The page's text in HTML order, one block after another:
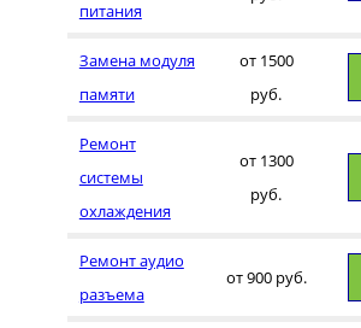
питания
Замена модуля
памяти
от 1500
руб.
Ремонт
системы
охлаждения
от 1300
руб.
Ремонт аудио
разъема
от 900 руб.